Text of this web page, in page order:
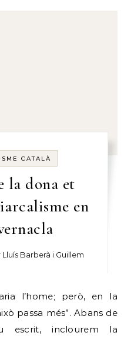
CATALÀ
la dona et
en
Lluís Barberà i Guillem
passa més”. Abans de
escrit, inclourem la